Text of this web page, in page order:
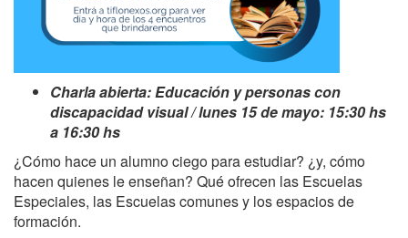
Charla abierta: Educación y personas con
discapacidad visual / lunes 15 de mayo: 15:30 hs
a 16:30 hs
¿Cómo hace un alumno ciego para estudiar? ¿y, cómo
hacen quienes le enseñan? Qué ofrecen las Escuelas
Especiales, las Escuelas comunes y los espacios de
formación.